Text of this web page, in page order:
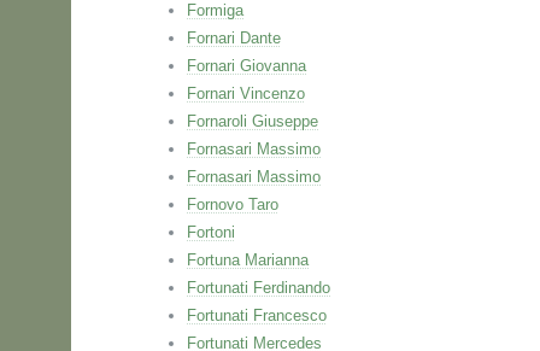
Formiga
Fornari Dante
Fornari Giovanna
Fornari Vincenzo
Fornaroli Giuseppe
Fornasari Massimo
Fornasari Massimo
Fornovo Taro
Fortoni
Fortuna Marianna
Fortunati Ferdinando
Fortunati Francesco
Fortunati Mercedes